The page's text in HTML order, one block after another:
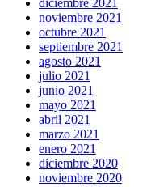
diciembre 2021
noviembre 2021
octubre 2021
septiembre 2021
agosto 2021
julio 2021
junio 2021
mayo 2021
abril 2021
marzo 2021
enero 2021
diciembre 2020
noviembre 2020